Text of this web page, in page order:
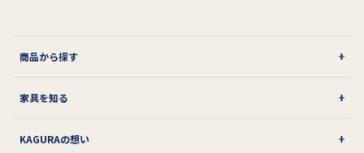
商品から探す
家具を知る
KAGURAの想い